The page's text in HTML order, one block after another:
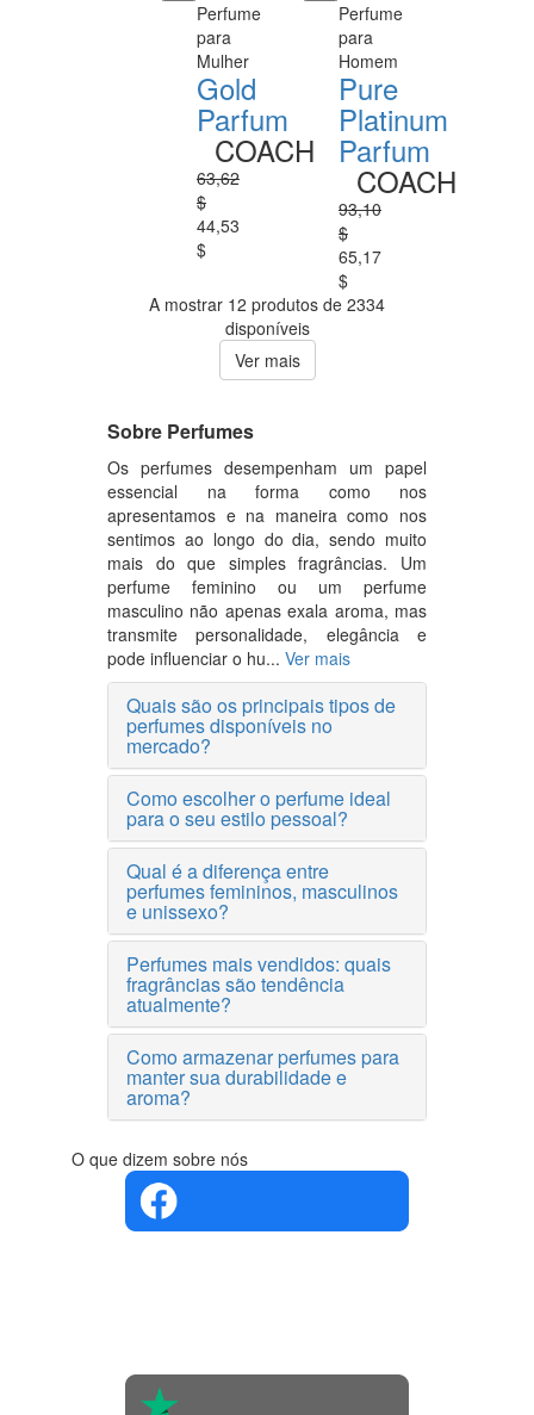
Perfume
para
Mulher
Gold
Parfum
COACH
63,62
$
44,53
$
Perfume
para
Homem
Pure
Platinum
Parfum
COACH
93,10
$
65,17
$
A mostrar 12 produtos de 2334
disponíveis
Ver mais
Sobre Perfumes
Os perfumes desempenham um papel
essencial na forma como nos
apresentamos e na maneira como nos
sentimos ao longo do dia, sendo muito
mais do que simples fragrâncias. Um
perfume feminino ou um perfume
masculino não apenas exala aroma, mas
transmite personalidade, elegância e
pode influenciar o hu... Ver mais
Quais são os principais tipos de
perfumes disponíveis no
mercado?
Como escolher o perfume ideal
para o seu estilo pessoal?
Qual é a diferença entre
perfumes femininos, masculinos
e unissexo?
Perfumes mais vendidos: quais
fragrâncias são tendência
atualmente?
Como armazenar perfumes para
manter sua durabilidade e
aroma?
O que dizem sobre nós